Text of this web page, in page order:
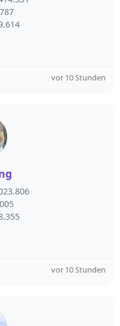
vor 10 Stunden
vor 10 Stunden